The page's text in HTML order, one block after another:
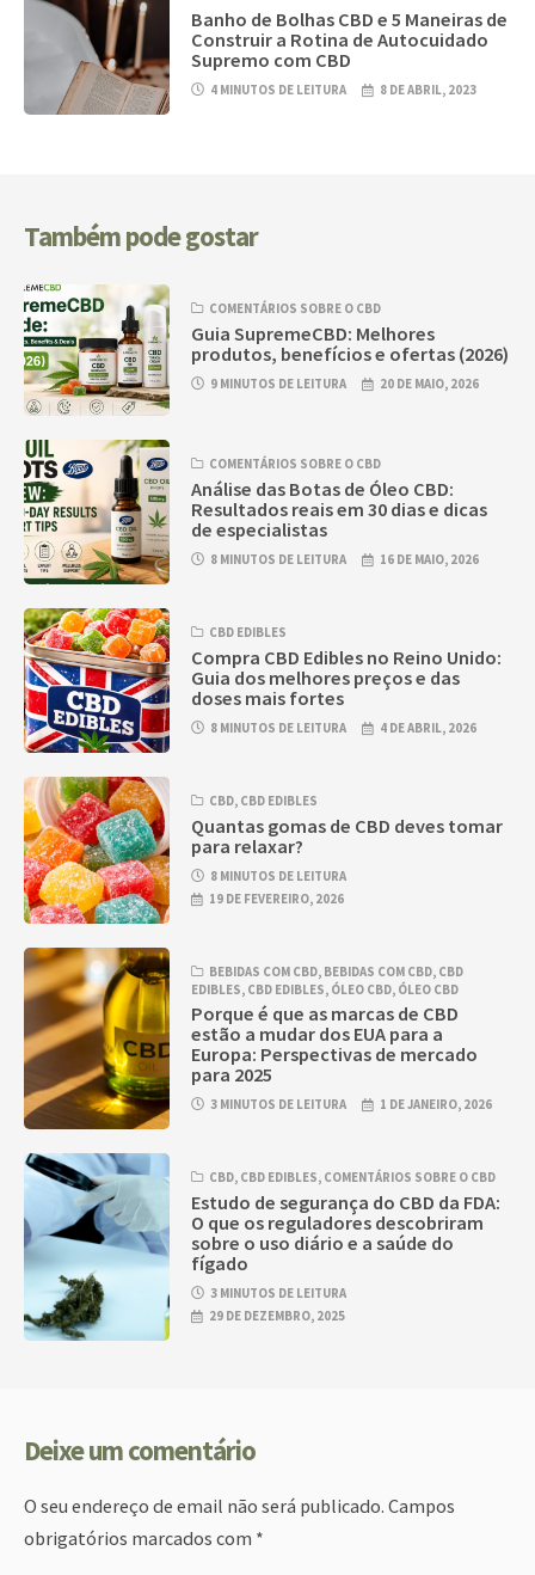
Banho de Bolhas CBD e 5 Maneiras de
Construir a Rotina de Autocuidado
Supremo com CBD
4 MINUTOS DE LEITURA 8 DE ABRIL, 2023
Também pode gostar
COMENTÁRIOS SOBRE O CBD
Guia SupremeCBD: Melhores
produtos, benefícios e ofertas (2026)
9 MINUTOS DE LEITURA 20 DE MAIO, 2026
COMENTÁRIOS SOBRE O CBD
Análise das Botas de Óleo CBD:
Resultados reais em 30 dias e dicas
de especialistas
8 MINUTOS DE LEITURA 16 DE MAIO, 2026
CBD EDIBLES
Compra CBD Edibles no Reino Unido:
Guia dos melhores preços e das
doses mais fortes
8 MINUTOS DE LEITURA 4 DE ABRIL, 2026
CBD, CBD EDIBLES
Quantas gomas de CBD deves tomar
para relaxar?
8 MINUTOS DE LEITURA
19 DE FEVEREIRO, 2026
BEBIDAS COM CBD, BEBIDAS COM CBD, CBD
EDIBLES, CBD EDIBLES, ÓLEO CBD, ÓLEO CBD
Porque é que as marcas de CBD
estão a mudar dos EUA para a
Europa: Perspectivas de mercado
para 2025
3 MINUTOS DE LEITURA 1 DE JANEIRO, 2026
CBD, CBD EDIBLES, COMENTÁRIOS SOBRE O CBD
Estudo de segurança do CBD da FDA:
O que os reguladores descobriram
sobre o uso diário e a saúde do
fígado
3 MINUTOS DE LEITURA
29 DE DEZEMBRO, 2025
Deixe um comentário
O seu endereço de email não será publicado. Campos
obrigatórios marcados com *